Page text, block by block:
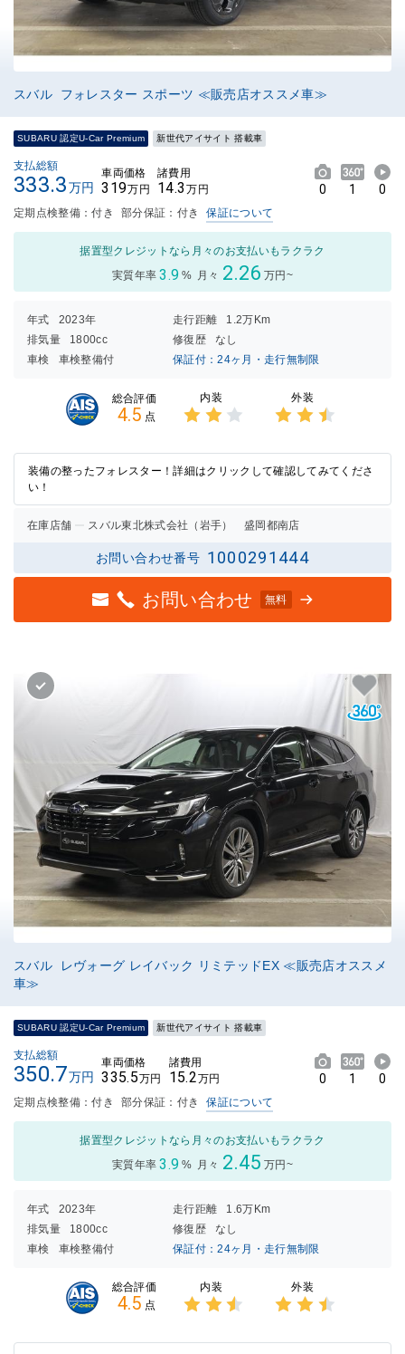
スバル フォレスター スポーツ ≪販売店オススメ車≫
SUBARU 認定U-Car Premium 新世代アイサイト 搭載車
支払総額
333.3万円
車両価格
319万円
諸費用
14.3 万円 0 1 0
定期点検整備：付き 部分保証：付き 保証について
据置型クレジットなら月々のお支払いもラクラク
実質年率 3.9 % 月々 2.26 万円~
年式 2023年 走行距離
1.2万Km
排気量
1800cc 修復歴
なし
車検
車検整備付 保証付：24ヶ月・走行無制限
総合評価
4.5 点
内装
2点の
評価
外装
2.5点
の評価
装備の整ったフォレスター！詳細はクリックして確認してみてくださ
い！
在庫店舗 スバル東北株式会社（岩手） 盛岡都南店
お問い合わせ番号 1000291444
お問い合わせ 無料
スバル レヴォーグ レイバック リミテッドEX ≪販売店オススメ
車≫
SUBARU 認定U-Car Premium 新世代アイサイト 搭載車
支払総額
350.7万円
車両価格
335.5万円
諸費用
15.2万円 0 1 0
定期点検整備：付き 部分保証：付き 保証について
据置型クレジットなら月々のお支払いもラクラク
実質年率 3.9 % 月々 2.45 万円~
年式 2023年 走行距離
1.6万Km
排気量
1800cc 修復歴
なし
車検
車検整備付 保証付：24ヶ月・走行無制限
総合評価
4.5 点
内装
2.5点
外装
2.5点